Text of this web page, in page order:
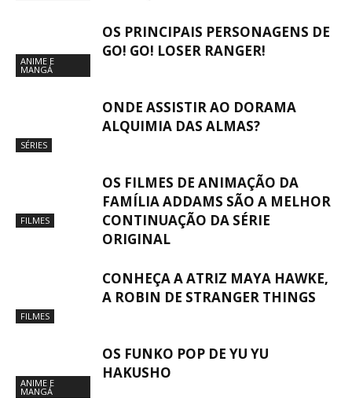
ANIME E
MANGÁ
OS PRINCIPAIS PERSONAGENS DE
GO! GO! LOSER RANGER!
SÉRIES
ONDE ASSISTIR AO DORAMA
ALQUIMIA DAS ALMAS?
FILMES
OS FILMES DE ANIMAÇÃO DA
FAMÍLIA ADDAMS SÃO A MELHOR
CONTINUAÇÃO DA SÉRIE
ORIGINAL
FILMES
CONHEÇA A ATRIZ MAYA HAWKE,
A ROBIN DE STRANGER THINGS
ANIME E
MANGÁ
OS FUNKO POP DE YU YU
HAKUSHO